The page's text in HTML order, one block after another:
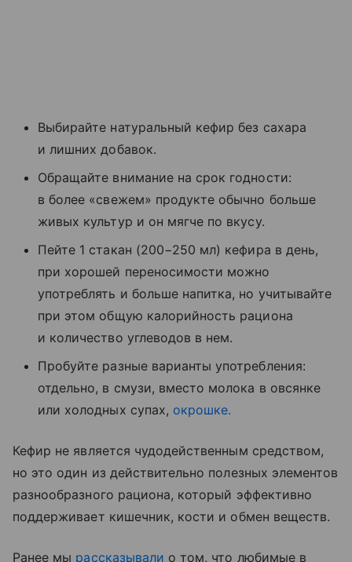
Выбирайте натуральный кефир без сахара
и лишних добавок.
Обращайте внимание на срок годности:
в более «свежем» продукте обычно больше
живых культур и он мягче по вкусу.
Пейте 1 стакан (200−250 мл) кефира в день,
при хорошей переносимости можно
употреблять и больше напитка, но учитывайте
при этом общую калорийность рациона
и количество углеводов в нем.
Пробуйте разные варианты употребления:
отдельно, в смузи, вместо молока в овсянке
или холодных супах, окрошке.
Кефир не является чудодейственным средством,
но это один из действительно полезных элементов
разнообразного рациона, который эффективно
поддерживает кишечник, кости и обмен веществ.
Ранее мы рассказывали о том, что любимые в